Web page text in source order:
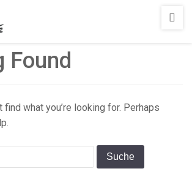
Found
find what you’re looking for. Perhaps